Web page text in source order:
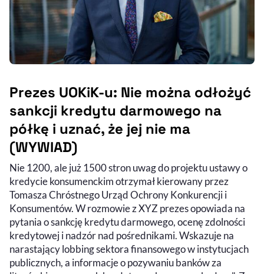
Prezes UOKiK-u: Nie można odłożyć
sankcji kredytu darmowego na
półkę i uznać, że jej nie ma
(WYWIAD)
Nie 1200, ale już 1500 stron uwag do projektu ustawy o
kredycie konsumenckim otrzymał kierowany przez
Tomasza Chróstnego Urząd Ochrony Konkurencji i
Konsumentów. W rozmowie z XYZ prezes opowiada na
pytania o sankcję kredytu darmowego, ocenę zdolności
kredytowej i nadzór nad pośrednikami. Wskazuje na
narastający lobbing sektora finansowego w instytucjach
publicznych, a informacje o pozywaniu banków za